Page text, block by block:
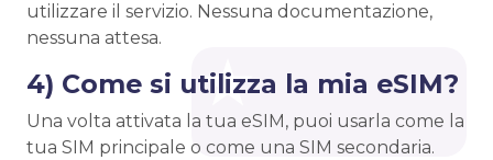
utilizzare il servizio. Nessuna documentazione,
nessuna attesa.
4) Come si utilizza la mia eSIM?
Una volta attivata la tua eSIM, puoi usarla come la
tua SIM principale o come una SIM secondaria.